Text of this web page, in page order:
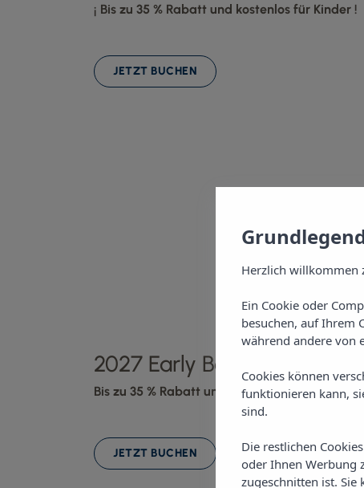
¡ Bis zu 35 % Rabatt und kostenlos für Kinder !
JETZT BUCHEN
2027 Early Booking
Bis zu 35 % Rabatt und bis zu 2 Kinder gratis !
JETZT BUCHEN
Herzlich willkommen
Ein Cookie oder
besuchen, auf Ihrem
während andere von
Cookies können
funktionieren kann,
sind.
Die restlichen
oder Ihnen Werbung
zugeschnitten ist. Sie